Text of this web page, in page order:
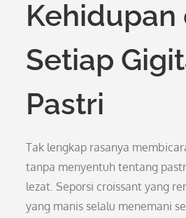
Kehidupan
Setiap
Pastri
Tak lengkap rasanya
tanpa menyentuh tentang
lezat. Seporsi croissant yang
yang manis selalu menemani